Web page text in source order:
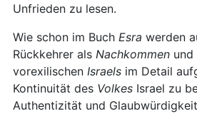
Unfrieden zu lesen.
Wie schon im Buch Esra werden
Rückkehrer als Nachkommen und
vorexilischen Israels im Detail
Kontinuität des Volkes Israel zu
Authentizität und